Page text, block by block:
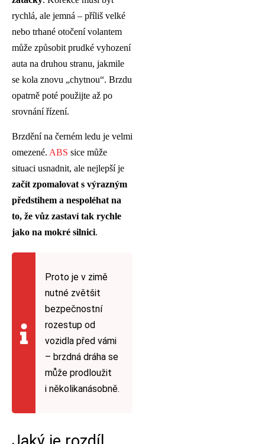
rychlá, ale jemná – příliš velké
nebo trhané otočení volantem
může způsobit prudké vyhození
auta na druhou stranu, jakmile
se kola znovu „chytnou“. Brzdu
opatrně poté použijte až po
srovnání řízení.
Brzdění na černém ledu je velmi
omezené. ABS sice může
situaci usnadnit, ale nejlepší je
začít zpomalovat s výrazným
předstihem a nespoléhat na
to, že vůz zastaví tak rychle
jako na mokré silnici.
Proto je v zimě
nutné zvětšit
bezpečnostní
rozestup od
vozidla před vámi
– brzdná dráha se
může prodloužit
i několikanásobně.